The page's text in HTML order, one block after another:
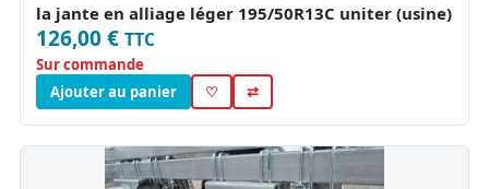
la jante en alliage léger 195/50R13C uniter (usine)
126,00 € TTC
Sur commande
Ajouter au panier
♡ ⇄